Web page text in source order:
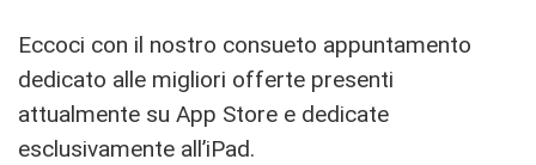
Eccoci con il nostro consueto appuntamento
dedicato alle migliori offerte presenti
attualmente su App Store e dedicate
esclusivamente all’iPad.